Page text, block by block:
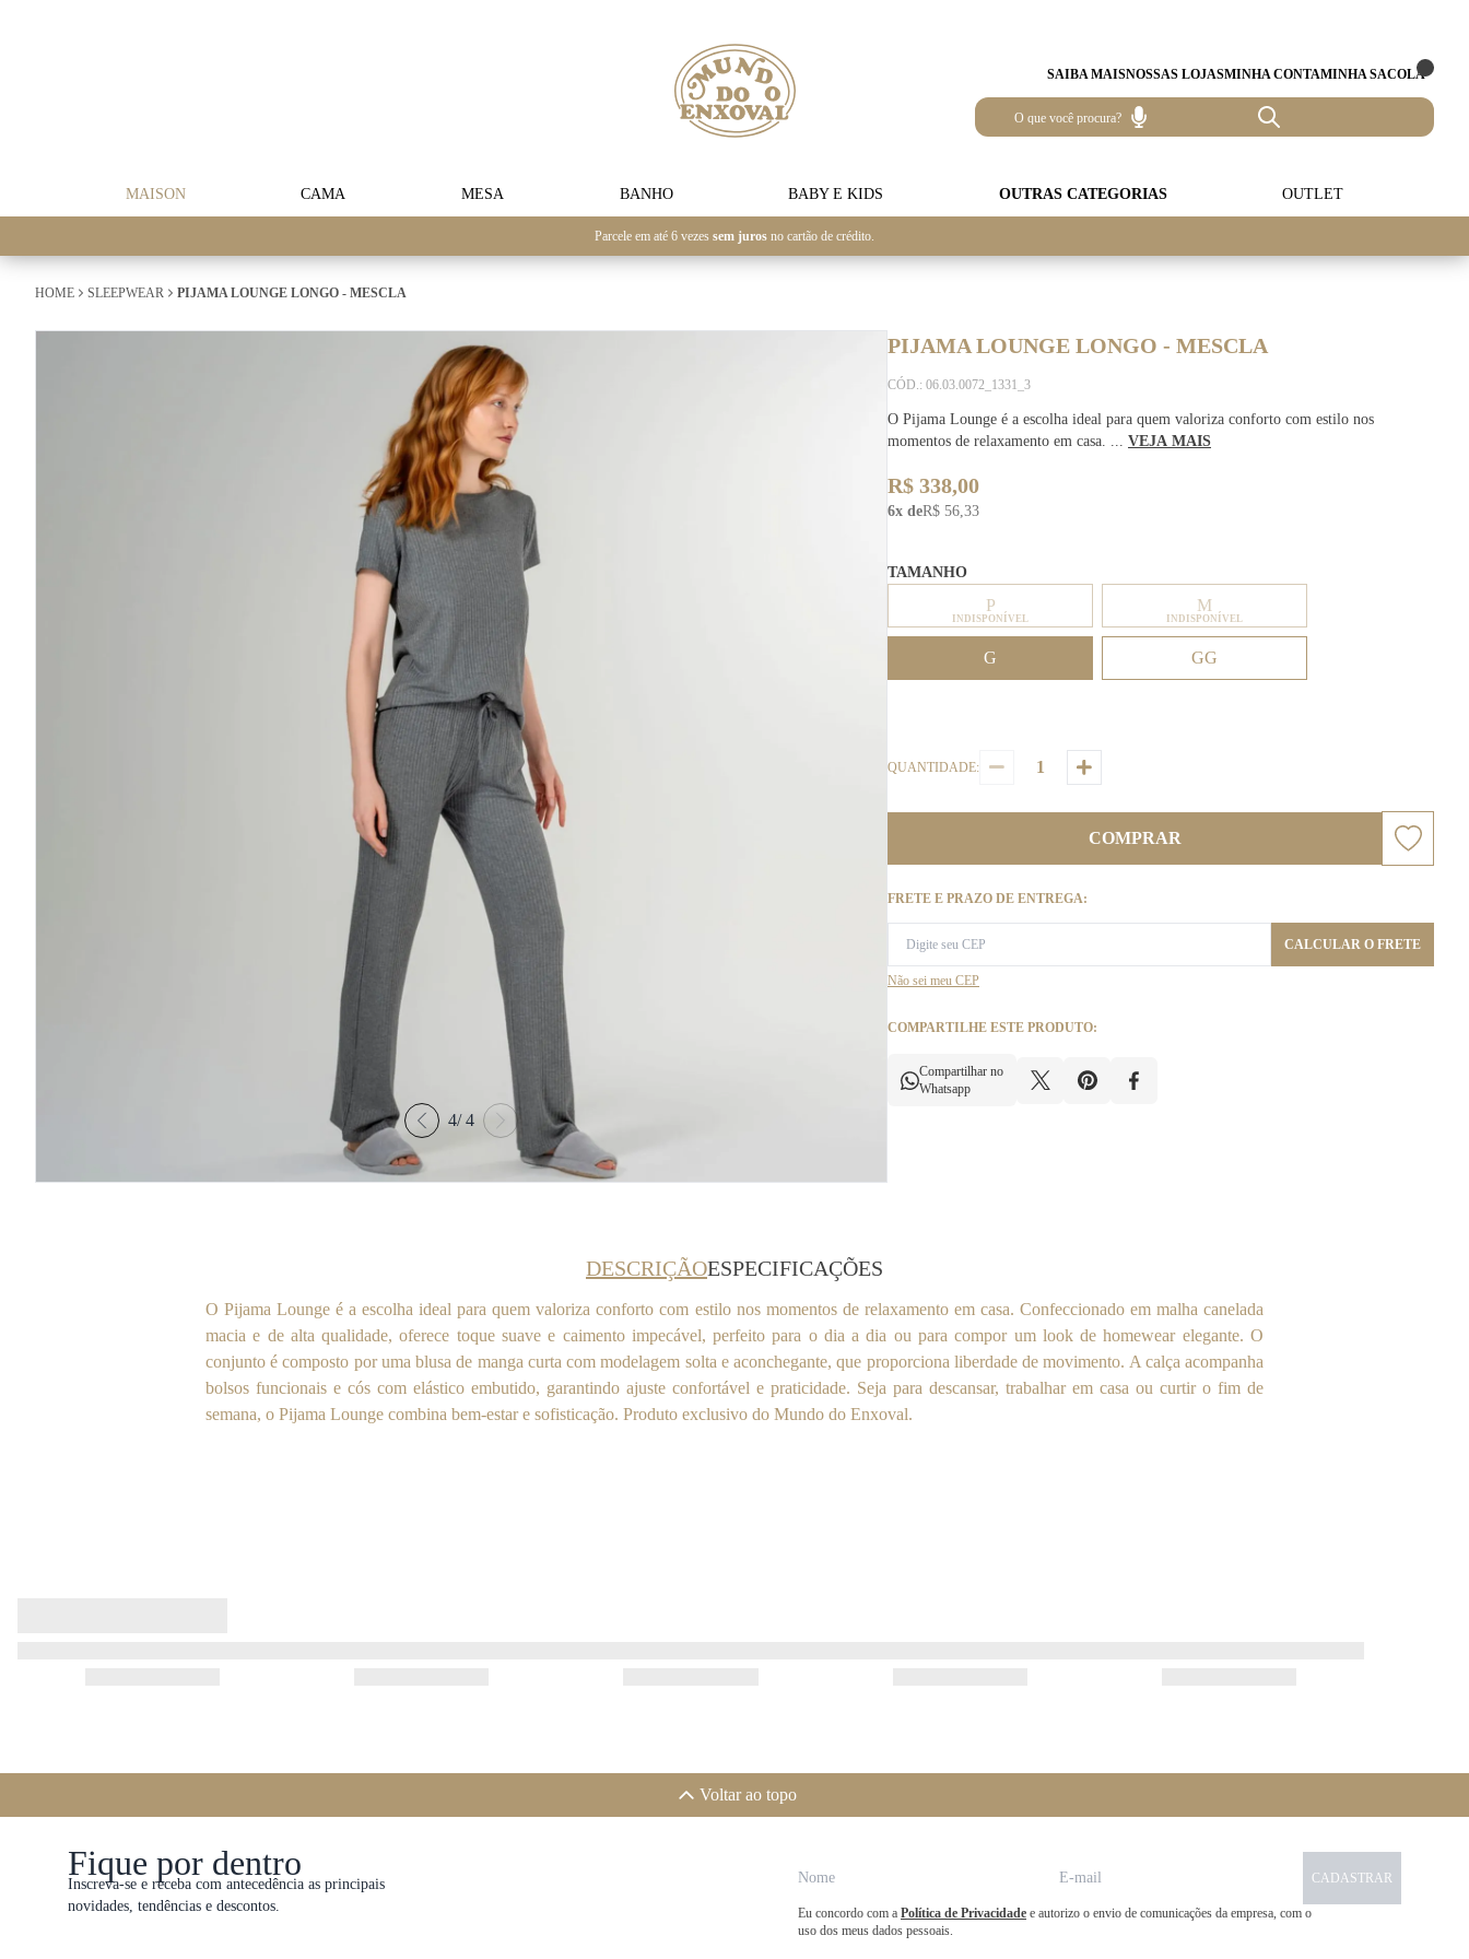
SAIBA MAISNOSSAS LOJASMINHA CONTAMINHA SACOLA
MAISON CAMA MESA BANHO BABY E KIDS OUTRAS CATEGORIAS OUTLET
Parcele em até 6 vezes sem juros no cartão de crédito.
HOME SLEEPWEAR PIJAMA LOUNGE LONGO - MESCLA
4/4
PIJAMA LOUNGE LONGO - MESCLA
CÓD.: 06.03.0072_1331_3
O Pijama Lounge é a escolha ideal para quem valoriza conforto com estilo nos
momentos de relaxamento em casa. ... VEJA MAIS
R$ 338,00
6x deR$ 56,33
TAMANHO
P
INDISPONÍVEL
M
INDISPONÍVEL
G GG
QUANTIDADE:
COMPRAR
FRETE E PRAZO DE ENTREGA:
CALCULAR O FRETE
Não sei meu CEP
COMPARTILHE ESTE PRODUTO:
Compartilhar no
Whatsapp
DESCRIÇÃOESPECIFICAÇÕES
O Pijama Lounge é a escolha ideal para quem valoriza conforto com estilo nos momentos de relaxamento em casa. Confeccionado em malha canelada
macia e de alta qualidade, oferece toque suave e caimento impecável, perfeito para o dia a dia ou para compor um look de homewear elegante. O
conjunto é composto por uma blusa de manga curta com modelagem solta e aconchegante, que proporciona liberdade de movimento. A calça acompanha
bolsos funcionais e cós com elástico embutido, garantindo ajuste confortável e praticidade. Seja para descansar, trabalhar em casa ou curtir o fim de
semana, o Pijama Lounge combina bem-estar e sofisticação. Produto exclusivo do Mundo do Enxoval.
Voltar ao topo
Fique por dentro
Inscreva-se e receba com antecedência as principais
novidades, tendências e descontos.
CADASTRAR
Eu concordo com a Política de Privacidade e autorizo o envio de comunicações da empresa, com o
uso dos meus dados pessoais.